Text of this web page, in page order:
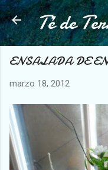
Ir al
Té de
ENSALADA DE
marzo 18, 2012